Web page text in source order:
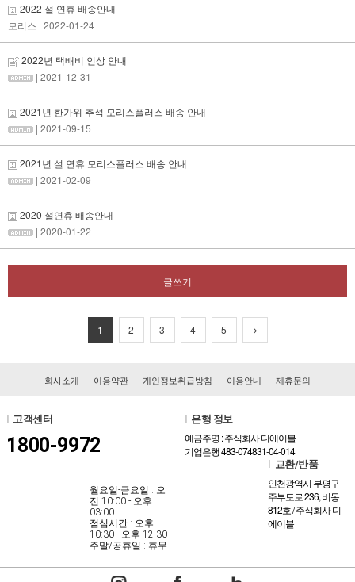
2022 설 연휴 배송안내
모리스 | 2022-01-24
2022년 택배비 인상 안내
| 2021-12-31
2021년 한가위 추석 모리스플러스 배송 안내
| 2021-09-15
2021년 설 연휴 모리스플러스 배송 안내
| 2021-02-09
2020 설연휴 배송안내
| 2020-01-22
글쓰기
1 2 3 4 5
회사소개 이용약관 개인정보취급방침 이용안내 제휴문의
고객센터
1800-9972
월요일-금요일 : 오
전 10:00 - 오후
03:00
점심시간 : 오후
10:30 - 오후 12:30
주말/공휴일 : 휴무
은행 정보
예금주명 : 주식회사 디에이블
기업은행 483-074831-04-014
교환/반품
인천광역시 부평구
주부토로 236, 비동
812호 / 주식회사 디
에이블